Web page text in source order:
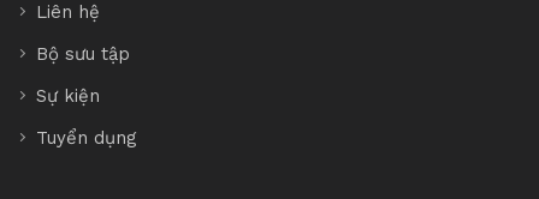
Liên hệ
Bộ sưu tập
Sự kiện
Tuyển dụng